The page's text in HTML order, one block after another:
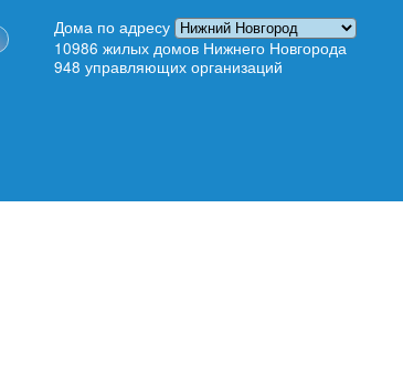
Дома по адресу
10986 жилых домов Нижнего Новгорода
948 управляющих организаций